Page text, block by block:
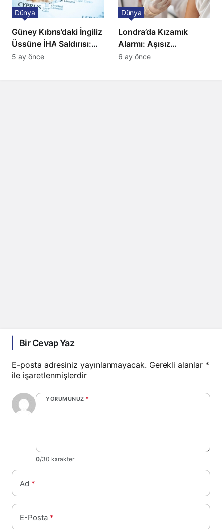
Güney Kıbrıs’daki İngiliz
Üssüne İHA Saldırısı:
Patlama, Sirenler ve
Dünya
5 ay önce
Londra’da Kızamık
Alarmı: Aşısız
Öğrenciler Okullardan
Dünya
6 ay önce
Bir Cevap Yaz
E-posta adresiniz yayınlanmayacak. Gerekli alanlar *
ile işaretlenmişlerdir
YORUMUNUZ *
0/30 karakter
Ad *
E-Posta *